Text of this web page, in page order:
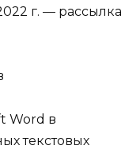
г. — рассылка
Word в
текстовых